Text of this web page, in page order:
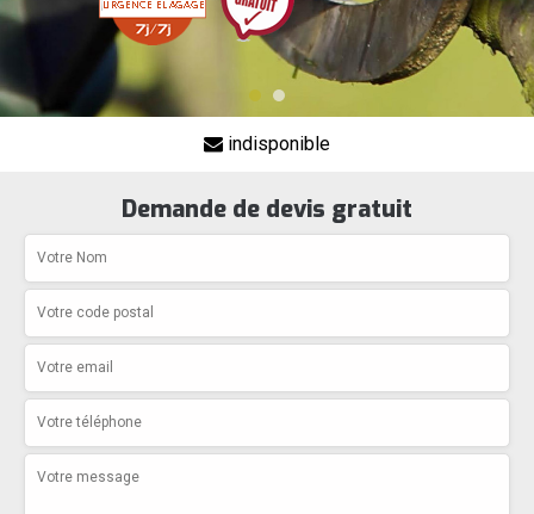
indisponible
Demande de devis gratuit